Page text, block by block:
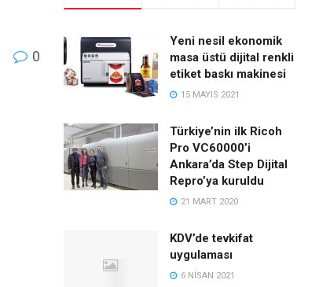
0
Yeni nesil ekonomik
masa üstü dijital renkli
etiket baskı makinesi
15 MAYIS 2021
Türkiye’nin ilk Ricoh
Pro VC60000’i
Ankara’da Step Dijital
Repro’ya kuruldu
21 MART 2020
KDV’de tevkifat
uygulaması
6 NISAN 2021